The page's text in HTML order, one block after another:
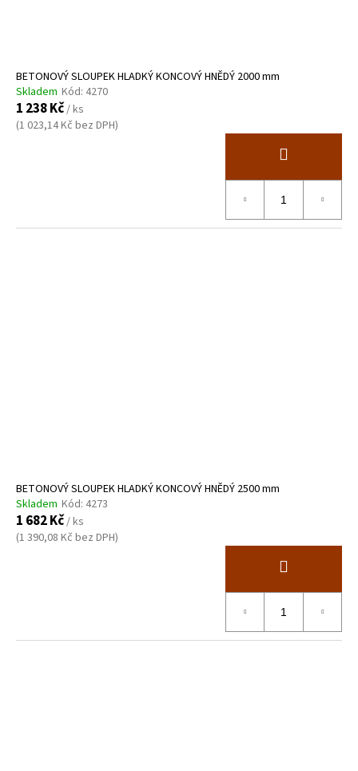
BETONOVÝ SLOUPEK HLADKÝ KONCOVÝ HNĚDÝ 2000 mm
Skladem Kód: 4270
1 238 Kč/ ks
(1 023,14 Kč bez DPH)
BETONOVÝ SLOUPEK HLADKÝ KONCOVÝ HNĚDÝ 2500 mm
Skladem Kód: 4273
1 682 Kč/ ks
(1 390,08 Kč bez DPH)